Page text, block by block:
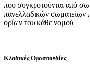
που συγκροτούνται από
πανελλαδικών σωματείων
ορίων του κάθε νομού
Κλαδικές Ομοσπονδίες